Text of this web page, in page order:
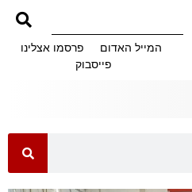
המייל האדום
פרסמו אצלינו
פייסבוק